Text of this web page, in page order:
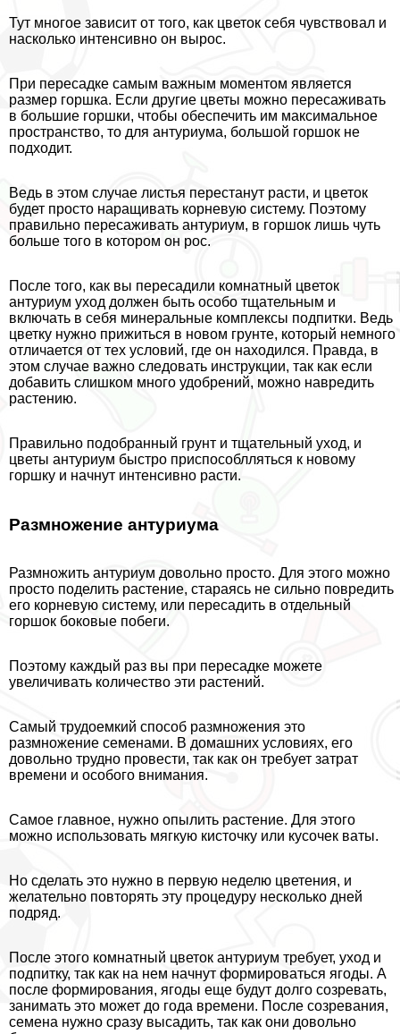
Тут многое зависит от того, как цветок себя чувствовал и
насколько интенсивно он вырос.
При пересадке самым важным моментом является
размер горшка. Если другие цветы можно пересаживать
в большие горшки, чтобы обеспечить им максимальное
прострaнcтво, то для антуриума, большой горшок не
подходит.
Ведь в этом случае листья перестанут расти, и цветок
будет просто наращивать корневую систему. Поэтому
правильно пересаживать антуриум, в горшок лишь чуть
больше того в котором он рос.
После того, как вы пересадили комнатный цветок
антуриум уход должен быть особо тщательным и
включать в себя минеральные комплексы подпитки. Ведь
цветку нужно прижиться в новом грунте, который немного
отличается от тех условий, где он находился. Правда, в
этом случае важно следовать инструкции, так как если
добавить слишком много удобрений, можно навредить
растению.
Правильно подобранный грунт и тщательный уход, и
цветы антуриум быстро приспособлляться к новому
горшку и начнут интенсивно расти.
Размножение антуриума
Размножить антуриум довольно просто. Для этого можно
просто поделить растение, стараясь не сильно повредить
его корневую систему, или пересадить в отдельный
горшок боковые побеги.
Поэтому каждый раз вы при пересадке можете
увеличивать количество эти растений.
Самый трудоемкий способ размножения это
размножение семенами. В домашних условиях, его
довольно трудно провести, так как он требует затрат
времени и особого внимания.
Самое главное, нужно опылить растение. Для этого
можно использовать мягкую кисточку или кусочек ваты.
Но сделать это нужно в первую неделю цветения, и
желательно повторять эту процедуру несколько дней
подряд.
После этого комнатный цветок антуриум требует, уход и
подпитку, так как на нем начнут формироваться ягоды. А
после формирования, ягоды еще будут долго созревать,
занимать это может до года времени. После созревания,
семена нужно сразу высадить, так как они довольно